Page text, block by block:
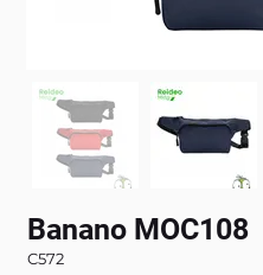
Banano MOC108
C572